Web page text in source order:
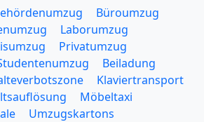
Büroumzug
Laborumzug
Privatumzug
Beiladung
Klaviertransport
Möbeltaxi
Umzugskartons